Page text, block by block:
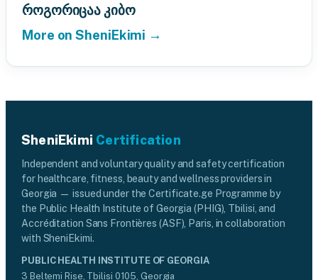
როგორიცაა კიბო
More on SheniEkimi →
SheniEkimi Certification
Independent and voluntary quality and safety certification
for healthcare, fitness, beauty and wellness providers in
Georgia — issued under the Certificate.ge Programme by
the Public Health Institute of Georgia (PHIG), Tbilisi, and
Accréditation Sans Frontières (ASF), Paris, in collaboration
with SheniEkimi.
PUBLIC HEALTH INSTITUTE OF GEORGIA
3 Beltemi Rise, Tbilisi 0105, Georgia